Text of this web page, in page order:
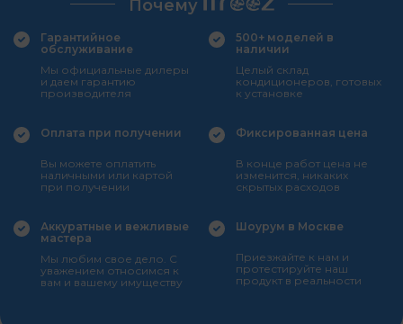
Почему
Гарантийное
обслуживание
Мы официальные дилеры
и даем гарантию
производителя
500+ моделей в
наличии
Целый склад
кондиционеров, готовых
к установке
Оплата при получении
Вы можете оплатить
наличными или картой
при получении
Фиксированная цена
В конце работ цена не
изменится, никаких
скрытых расходов
Аккуратные и вежливые
мастера
Мы любим свое дело. С
уважением относимся к
вам и вашему имуществу
Шоурум в Москве
Приезжайте к нам и
протестируйте наш
продукт в реальности